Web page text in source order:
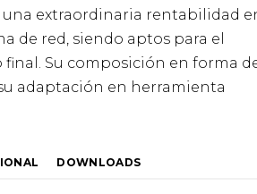
extraordinaria rentabilidad
de red, siendo aptos para el
final. Su composición en forma
adaptación en herramienta
DOWNLOADS